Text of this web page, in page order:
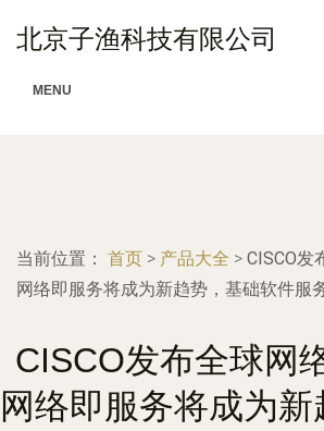
北京子渔科技有限公司
MENU
当前位置： 首页 > 产品大全 > CISCO发
网络即服务将成为新趋势，基础软件服
CISCO发布全球网
网络即服务将成为